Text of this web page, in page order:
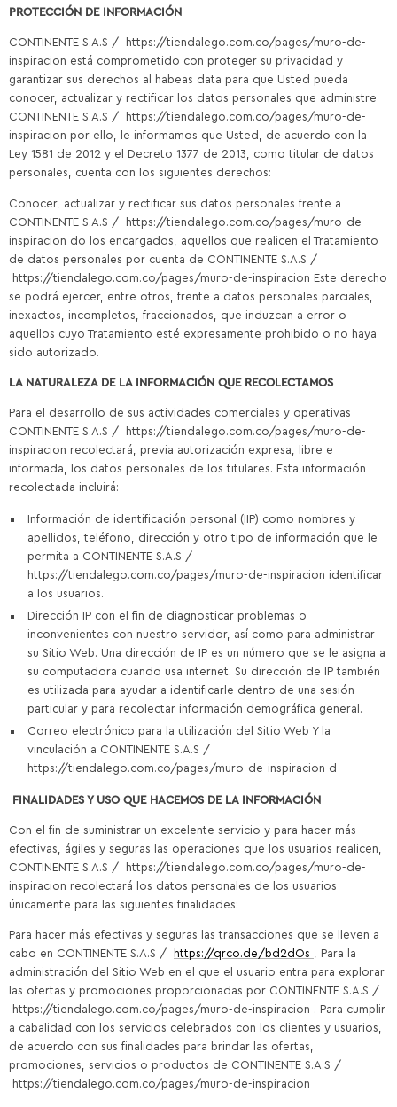
PROTECCIÓN DE INFORMACIÓN
CONTINENTE S.A.S / https://tiendalego.com.co/pages/muro-de-
inspiracion está comprometido con proteger su privacidad y
garantizar sus derechos al habeas data para que Usted pueda
conocer, actualizar y rectificar los datos personales que administre
CONTINENTE S.A.S / https://tiendalego.com.co/pages/muro-de-
inspiracion por ello, le informamos que Usted, de acuerdo con la
Ley 1581 de 2012 y el Decreto 1377 de 2013, como titular de datos
personales, cuenta con los siguientes derechos:
Conocer, actualizar y rectificar sus datos personales frente a
CONTINENTE S.A.S / https://tiendalego.com.co/pages/muro-de-
inspiracion do los encargados, aquellos que realicen el Tratamiento
de datos personales por cuenta de CONTINENTE S.A.S /
https://tiendalego.com.co/pages/muro-de-inspiracion Este derecho
se podrá ejercer, entre otros, frente a datos personales parciales,
inexactos, incompletos, fraccionados, que induzcan a error o
aquellos cuyo Tratamiento esté expresamente prohibido o no haya
sido autorizado.
LA NATURALEZA DE LA INFORMACIÓN QUE RECOLECTAMOS
Para el desarrollo de sus actividades comerciales y operativas
CONTINENTE S.A.S / https://tiendalego.com.co/pages/muro-de-
inspiracion recolectará, previa autorización expresa, libre e
informada, los datos personales de los titulares. Esta información
recolectada incluirá:
Información de identificación personal (IIP) como nombres y
apellidos, teléfono, dirección y otro tipo de información que le
permita a CONTINENTE S.A.S /
https://tiendalego.com.co/pages/muro-de-inspiracion identificar
a los usuarios.
Dirección IP con el fin de diagnosticar problemas o
inconvenientes con nuestro servidor, así como para administrar
su Sitio Web. Una dirección de IP es un número que se le asigna a
su computadora cuando usa internet. Su dirección de IP también
es utilizada para ayudar a identificarle dentro de una sesión
particular y para recolectar información demográfica general.
Correo electrónico para la utilización del Sitio Web Y la
vinculación a CONTINENTE S.A.S /
https://tiendalego.com.co/pages/muro-de-inspiracion d
FINALIDADES Y USO QUE HACEMOS DE LA INFORMACIÓN
Con el fin de suministrar un excelente servicio y para hacer más
efectivas, ágiles y seguras las operaciones que los usuarios realicen,
CONTINENTE S.A.S / https://tiendalego.com.co/pages/muro-de-
inspiracion recolectará los datos personales de los usuarios
únicamente para las siguientes finalidades:
Para hacer más efectivas y seguras las transacciones que se lleven a
cabo en CONTINENTE S.A.S /
https://qrco.de/bd2dOs , Para la
administración del Sitio Web en el que el usuario entra para explorar
las ofertas y promociones proporcionadas por CONTINENTE S.A.S /
https://tiendalego.com.co/pages/muro-de-inspiracion . Para cumplir
a cabalidad con los servicios celebrados con los clientes y usuarios,
de acuerdo con sus finalidades para brindar las ofertas,
promociones, servicios o productos de CONTINENTE S.A.S /
https://tiendalego.com.co/pages/muro-de-inspiracion